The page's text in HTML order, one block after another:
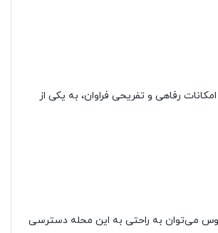
دسترسی‌های مناسب و امکانات رفاهی و تفریحی فراوان، به یکی از
می‌توان به راحتی به این محله دسترسی